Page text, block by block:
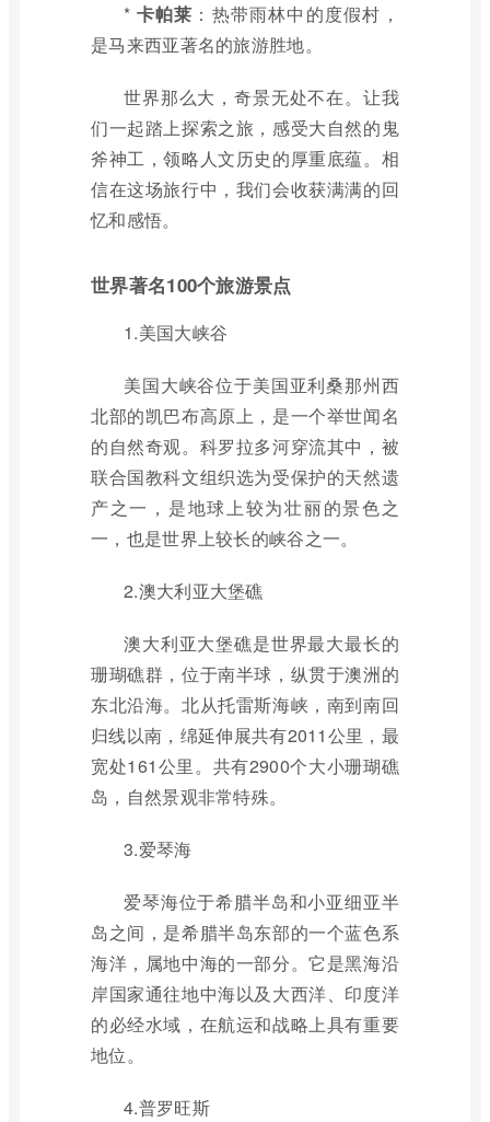
* 卡帕莱 ：热带雨林中的度假村，
是马来西亚著名的旅游胜地。
世界那么大，奇景无处不在。让我
们一起踏上探索之旅，感受大自然的鬼
斧神工，领略人文历史的厚重底蕴。相
信在这场旅行中，我们会收获满满的回
忆和感悟。
世界著名100个旅游景点
1.美国大峡谷
美国大峡谷位于美国亚利桑那州西
北部的凯巴布高原上，是一个举世闻名
的自然奇观。科罗拉多河穿流其中，被
联合国教科文组织选为受保护的天然遗
产之一，是地球上较为壮丽的景色之
一，也是世界上较长的峡谷之一。
2.澳大利亚大堡礁
澳大利亚大堡礁是世界最大最长的
珊瑚礁群，位于南半球，纵贯于澳洲的
东北沿海。北从托雷斯海峡，南到南回
归线以南，绵延伸展共有2011公里，最
宽处161公里。共有2900个大小珊瑚礁
岛，自然景观非常特殊。
3.爱琴海
爱琴海位于希腊半岛和小亚细亚半
岛之间，是希腊半岛东部的一个蓝色系
海洋，属地中海的一部分。它是黑海沿
岸国家通往地中海以及大西洋、印度洋
的必经水域，在航运和战略上具有重要
地位。
4.普罗旺斯